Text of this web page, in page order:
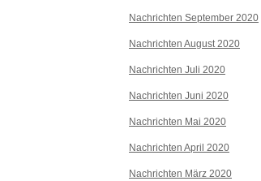
Nachrichten September 2020
Nachrichten August 2020
Nachrichten Juli 2020
Nachrichten Juni 2020
Nachrichten Mai 2020
Nachrichten April 2020
Nachrichten März 2020